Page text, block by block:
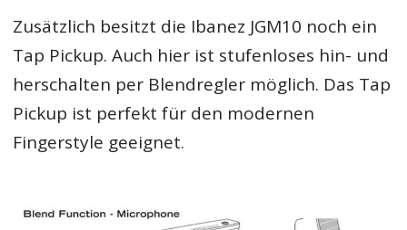
Zusätzlich besitzt die Ibanez JGM10 noch ein
Tap Pickup. Auch hier ist stufenloses hin- und
herschalten per Blendregler möglich. Das Tap
Pickup ist perfekt für den modernen
Fingerstyle geeignet.